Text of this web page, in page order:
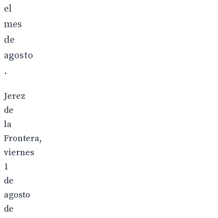
el
mes
de
agosto
.
Jerez
de
la
Frontera,
viernes
1
de
agosto
de